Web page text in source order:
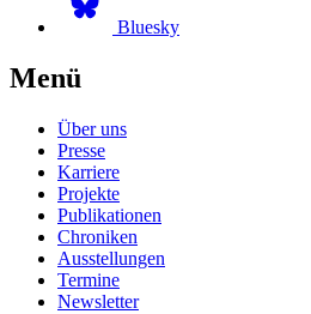
Bluesky
Menü
Über uns
Presse
Karriere
Projekte
Publikationen
Chroniken
Ausstellungen
Termine
Newsletter